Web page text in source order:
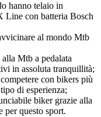
hanno telaio in
Line con batteria Bosch
al mondo Mtb
Mtb a pedalata
in assoluta tranquillità;
con bikers più
di esperienza;
biker grazie alla
per questo sport.